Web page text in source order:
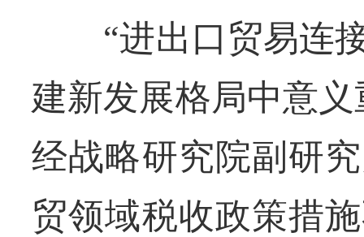
“进出口贸易连接
建新发展格局中意
经战略研究院副研
贸领域税收政策措